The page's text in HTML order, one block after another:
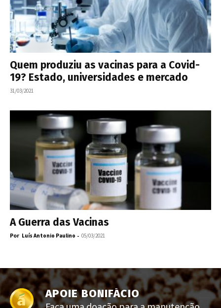
Quem produziu as vacinas para a Covid-
19? Estado, universidades e mercado
31/03/2021
A Guerra das Vacinas
Por Luís Antonio Paulino - 05/03/2021
APOIE BONIFÁCIO